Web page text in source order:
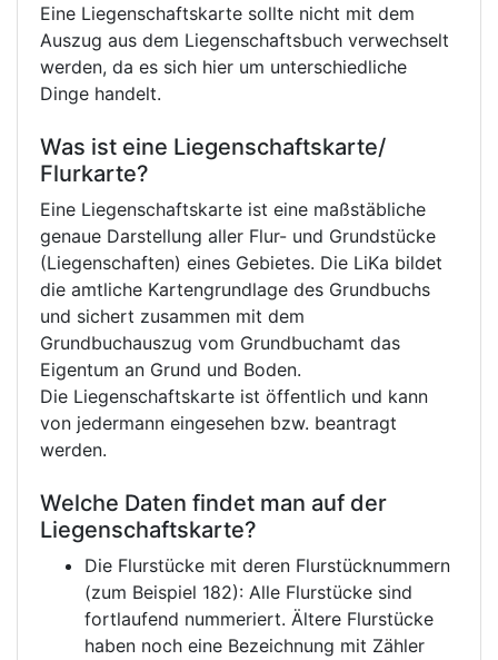
Eine Liegenschaftskarte sollte nicht mit dem
Auszug aus dem Liegenschaftsbuch verwechselt
werden, da es sich hier um unterschiedliche
Dinge handelt.
Was ist eine Liegenschaftskarte/
Flurkarte?
Eine Liegenschaftskarte ist eine maßstäbliche
genaue Darstellung aller Flur- und Grundstücke
(Liegenschaften) eines Gebietes. Die LiKa bildet
die amtliche Kartengrundlage des Grundbuchs
und sichert zusammen mit dem
Grundbuchauszug vom Grundbuchamt das
Eigentum an Grund und Boden.
Die Liegenschaftskarte ist öffentlich und kann
von jedermann eingesehen bzw. beantragt
werden.
Welche Daten findet man auf der
Liegenschaftskarte?
Die Flurstücke mit deren Flurstücknummern
(zum Beispiel 182): Alle Flurstücke sind
fortlaufend nummeriert. Ältere Flurstücke
haben noch eine Bezeichnung mit Zähler